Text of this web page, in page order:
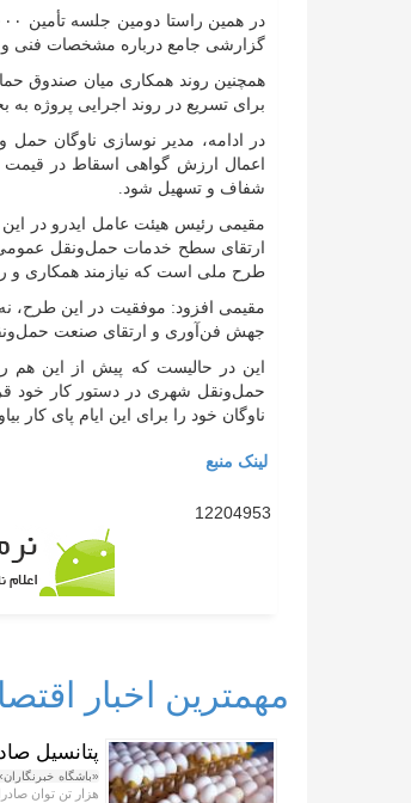
گزارشی جامع درباره مشخصات فنی و
همچنین روند همکاری میان صندوق
برای تسریع در روند اجرایی پروژه
در ادامه، مدیر نوسازی ناوگان
اعمال ارزش گواهی اسقاط در قیمت
شفاف و تسهیل شود.
مقیمی رئیس هیئت عامل ایدرو در
ارتقای سطح خدمات حمل‌ونقل
طرح ملی است که نیازمند همکاری و
مقیمی افزود: موفقیت در این طرح،
جهش فن‌آوری و ارتقای صنعت
این در حالیست که پیش از این هم
حمل‌ونقل شهری در دستور کار خود
ناوگان خود را برای این ایام پای کار
لینک منبع
12204953
مهمترین اخبار
پتانسیل صادرات بیش از ۲۰۰
«باشگاه
هزار تن توان